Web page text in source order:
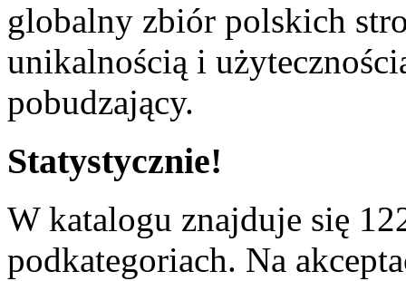
globalny zbiór polskich
unikalnością i
pobudzający.
Statystycznie!
W katalogu znajduje się
podkategoriach. Na